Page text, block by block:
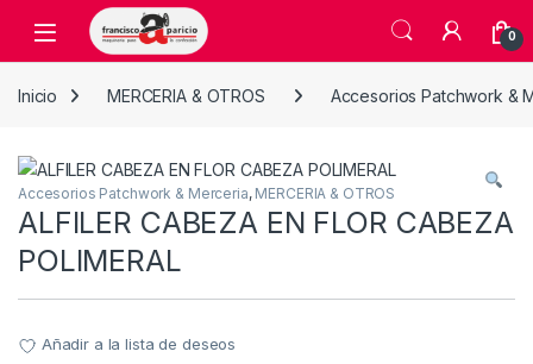
Skip to navigation
Skip to content
Open 0
Inicio MERCERIA & OTROS Accesorios Patchwork &
Accesorios Patchwork & Merceria, MERCERIA & OTROS
ALFILER CABEZA EN FLOR CABEZA
POLIMERAL
Añadir a la lista de deseos